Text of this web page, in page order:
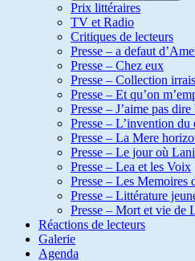
Prix littéraires
TV et Radio
Critiques de lecteurs
Presse – a defaut
Presse – Chez eux
Presse – Collection
Presse – Et qu’on
Presse – J’aime pas
Presse – L’invention du
Presse – La Mere
Presse – Le jour où
Presse – Lea et les Voix
Presse – Les Memoires
Presse – Littérature
Presse – Mort et vie de
Réactions de lecteurs
Galerie
Agenda